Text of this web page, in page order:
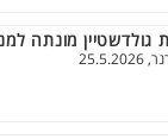
גולדשטיין מונתה